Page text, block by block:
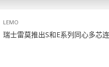
LEMO
瑞士雷莫推出S和E系列同心多芯